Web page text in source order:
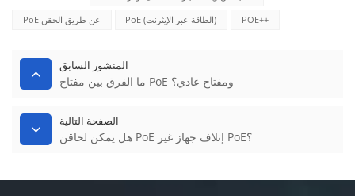
PoE عن طريق الحقن
PoE (الطاقة عبر الإيثرنت) POE++
المنشور السابق
ما الفرق بين مفتاح PoE ومفتاح عادي؟
الصفحة التالية
هل يمكن لحاقن PoE إتلاف جهاز غير PoE؟